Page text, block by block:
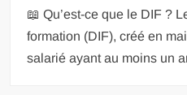
📖 Qu’est-ce que le DIF ?
formation (DIF), créé en
salarié ayant au moins un